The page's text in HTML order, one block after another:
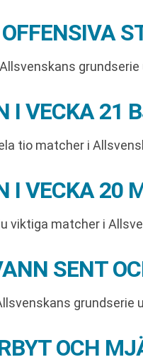
I VECKA 21
tio matcher i
I VECKA 20
viktiga matcher i
SENT
grundserie
OCH